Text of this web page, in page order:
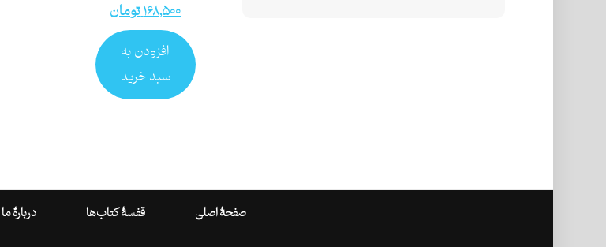
۱۶۸,۵۰۰تومان
افزودن به
سبد خرید
صفحۀ اصلی قفسۀ کتاب‌ها دربارۀ ما